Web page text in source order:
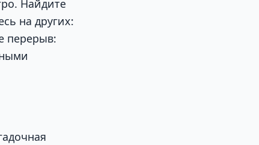
Найдите
на других:
перерыв: